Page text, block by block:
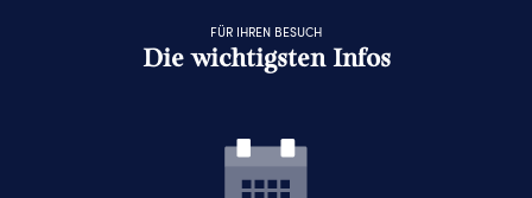
FÜR IHREN BESUCH
Die wichtigsten Infos